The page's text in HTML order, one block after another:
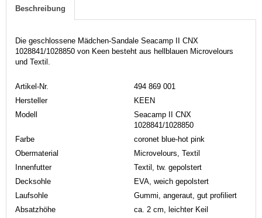
Beschreibung
Die geschlossene Mädchen-Sandale Seacamp II CNX
1028841/1028850 von Keen besteht aus hellblauen Microvelours
und Textil.
Artikel-Nr.
494 869 001
Hersteller
KEEN
Modell
Seacamp II CNX
1028841/1028850
Farbe
coronet blue-hot pink
Obermaterial
Microvelours, Textil
Innenfutter
Textil, tw. gepolstert
Decksohle
EVA, weich gepolstert
Laufsohle
Gummi, angeraut, gut profiliert
Absatzhöhe
ca. 2 cm, leichter Keil